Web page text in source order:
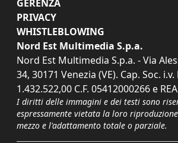
GERENZA
PRIVACY
WHISTLEBLOWING
Nord Est Multimedia S.p.a.
Nord Est Multimedia S.p.a. - Via
34, 30171 Venezia (VE). Cap. Soc. i.v.
1.432.522,00 C.F. 05412000266 e
I diritti delle immagini e dei testi sono
espressamente vietata la loro
mezzo e l'adattamento totale o parziale.